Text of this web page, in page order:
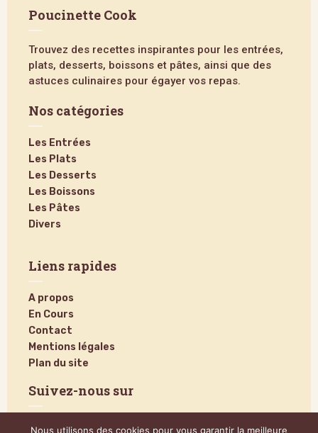
Poucinette Cook
Trouvez des recettes inspirantes pour les entrées,
plats, desserts, boissons et pâtes, ainsi que des
astuces culinaires pour égayer vos repas.
Nos catégories
Les Entrées
Les Plats
Les Desserts
Les Boissons
Les Pâtes
Divers
Liens rapides
A propos
En Cours
Contact
Mentions légales
Plan du site
Suivez-nous sur
Nous utilisons des cookies pour vous garantir la meilleure